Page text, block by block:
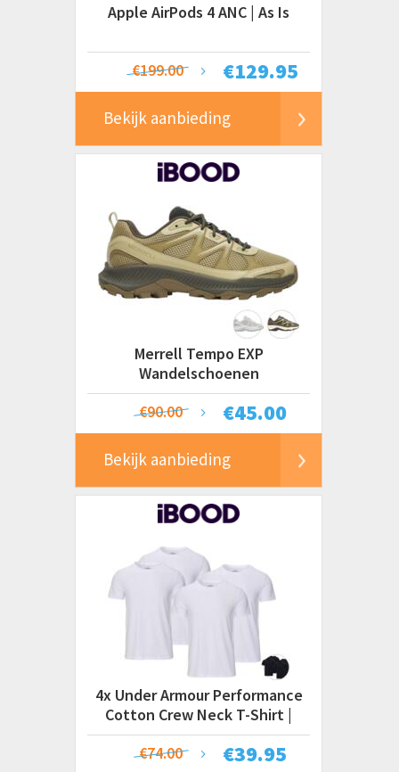
Apple AirPods 4 ANC | As Is
€129.95
€199.00
Bekijk aanbieding
Merrell Tempo EXP
Wandelschoenen
€45.00
€90.00
Bekijk aanbieding
4x Under Armour Performance
Cotton Crew Neck T-Shirt |
Heren
€39.95
€74.00